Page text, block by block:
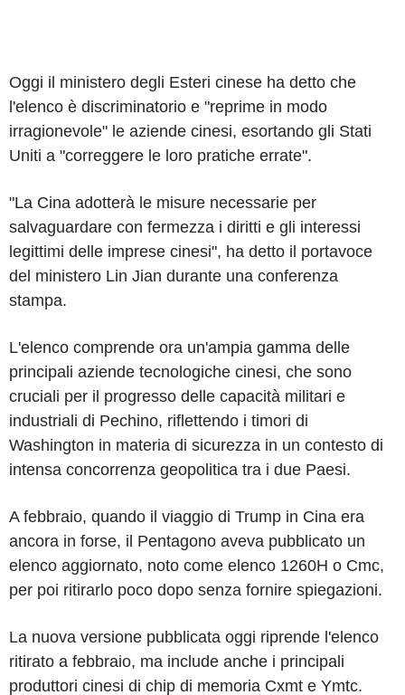
Oggi il ministero degli Esteri cinese ha detto che
l'elenco è discriminatorio e "reprime in modo
irragionevole" le aziende cinesi, esortando gli Stati
Uniti a "correggere le loro pratiche errate".
"La Cina adotterà le misure necessarie per
salvaguardare con fermezza i diritti e gli interessi
legittimi delle imprese cinesi", ha detto il portavoce
del ministero Lin Jian durante una conferenza
stampa.
L'elenco comprende ora un'ampia gamma delle
principali aziende tecnologiche cinesi, che sono
cruciali per il progresso delle capacità militari e
industriali di Pechino, riflettendo i timori di
Washington in materia di sicurezza in un contesto di
intensa concorrenza geopolitica tra i due Paesi.
A febbraio, quando il viaggio di Trump in Cina era
ancora in forse, il Pentagono aveva pubblicato un
elenco aggiornato, noto come elenco 1260H o Cmc,
per poi ritirarlo poco dopo senza fornire spiegazioni.
La nuova versione pubblicata oggi riprende l'elenco
ritirato a febbraio, ma include anche i principali
produttori cinesi di chip di memoria Cxmt e Ymtc.